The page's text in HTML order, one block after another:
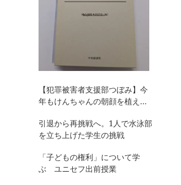
【犯罪被害者支援部つぼみ】今
年もけんちゃんの朝顔を植えま
引退から再挑戦へ。1人で水泳部
を立ち上げた学生の挑戦
「子どもの権利」について学
ぶ ユニセフ出前授業